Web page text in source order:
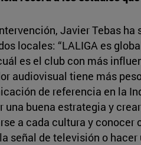
Javier Tebas
locales: “LALIGA es
es el club con más
audiovisual tiene más
de referencia en la
una buena estrategia y
a cada cultura y conocer
señal de televisión o hacer